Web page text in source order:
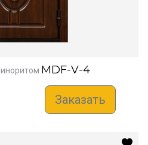
MDF-V-4
Заказать